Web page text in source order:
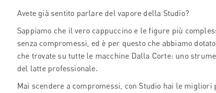
Avete già sentito parlare del vapore della Studio?
Sappiamo che il vero cappuccino e le figure più
senza compromessi, ed è per questo che abbiamo
che trovate su tutte le macchine Dalla Corte: uno
del latte professionale.
Mai scendere a compromessi, con Studio hai le migliori